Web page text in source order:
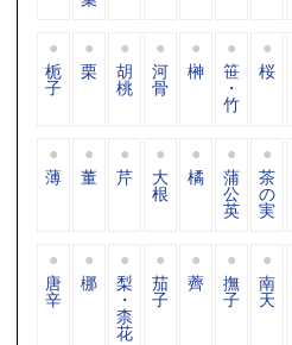
栀
子
栗 胡
桃
河
骨
榊 笹
・
竹
桜
薄 董 芹 大
根
橘 蒲
公
英
茶
の
実
唐
辛
梛 梨
・
柰
花
茄
子
薺 撫
子
南
天